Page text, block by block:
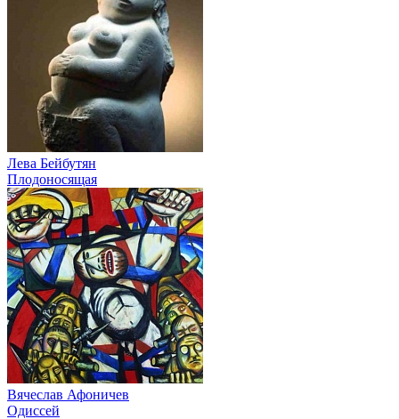
Лева Бейбутян
Плодоносящая
Вячеслав Афоничев
Одиссей